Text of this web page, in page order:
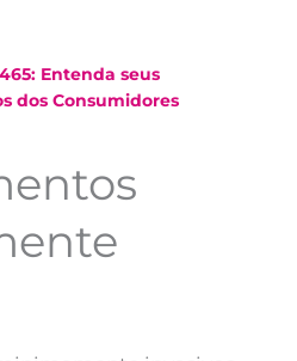
Entenda seus
dos Consumidores